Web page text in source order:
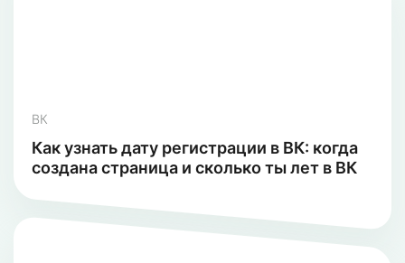
ВК
Как узнать дату регистрации в ВК: когда
создана страница и сколько ты лет в ВК